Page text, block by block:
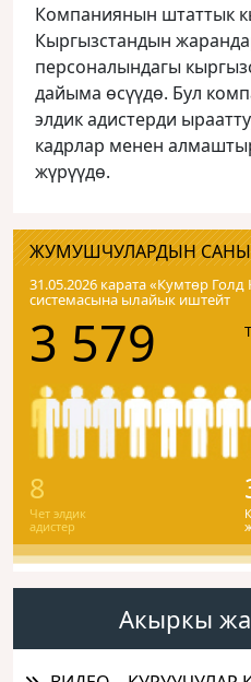
Компаниянын штаттык
Кыргызстандын
персоналындагы
дайыма өсүүдө. Бул
элдик адистерди
кадрлар менен
жүрүүдө.
ЖУМУШЧУЛАРДЫН САНЫ
31.05.2026 карата «Кумтɵр
системасына ылайык иштейт
3 579
8
Чет элдик
адистер
Акыркы